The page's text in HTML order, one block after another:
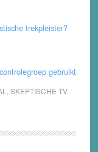
trekpleister?
gebruikt
SKEPTISCHE TV